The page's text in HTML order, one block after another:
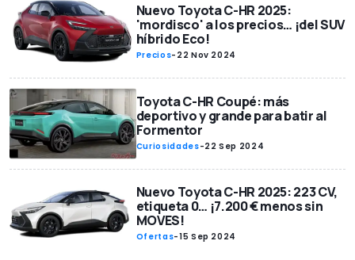
Nuevo Toyota C-HR 2025:
'mordisco' a los precios… ¡del SUV
híbrido Eco!
Precios- 22 Nov 2024
Toyota C-HR Coupé: más
deportivo y grande para batir al
Formentor
Curiosidades-22 Sep 2024
Nuevo Toyota C-HR 2025: 223 CV,
etiqueta 0… ¡7.200 € menos sin
MOVES!
Ofertas-15 Sep 2024